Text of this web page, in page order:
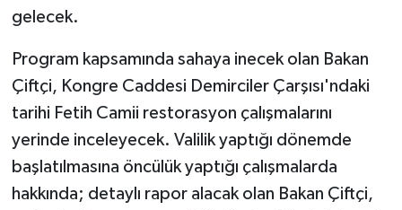
gelecek.
Program kapsamında sahaya inecek olan Bakan
Çiftçi, Kongre Caddesi Demirciler Çarşısı'ndaki
tarihi Fetih Camii restorasyon çalışmalarını
yerinde inceleyecek. Valilik yaptığı dönemde
başlatılmasına öncülük yaptığı çalışmalarda
hakkında; detaylı rapor alacak olan Bakan Çiftçi,